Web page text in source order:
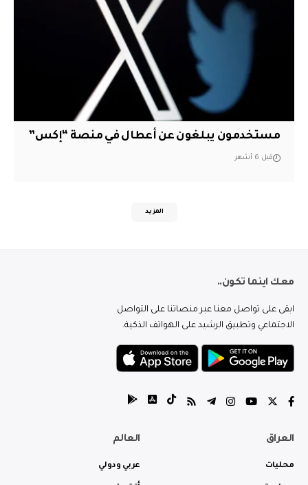
مستخدمون يبلغون عن أعطال في منصة “إكس”
قبل 6 أشهر
المزيد
معك اينما تكون..
ابقى على تواصل معنا عبر منصاتنا على التواصل
الاجتماعي وتطبيق الرشيد على الهواتف الذكية.
العراق
محليات
العالم
عربي ودولي